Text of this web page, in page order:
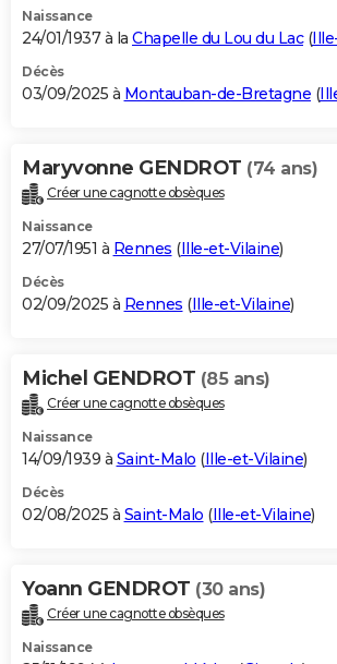
Naissance
24/01/1937 à la Chapelle du Lou du Lac(
Décès
03/09/2025 à Montauban-de-Bretagne (
Maryvonne GENDROT (74 ans)
Créer une cagnotte obsèques
Naissance
27/07/1951 à Rennes (Ille-et-Vilaine)
Décès
02/09/2025 à Rennes (Ille-et-Vilaine)
Michel GENDROT (85 ans)
Créer une cagnotte obsèques
Naissance
14/09/1939 à Saint-Malo (Ille-et-Vilaine)
Décès
02/08/2025 à Saint-Malo (Ille-et-Vilaine)
Yoann GENDROT (30 ans)
Créer une cagnotte obsèques
Naissance